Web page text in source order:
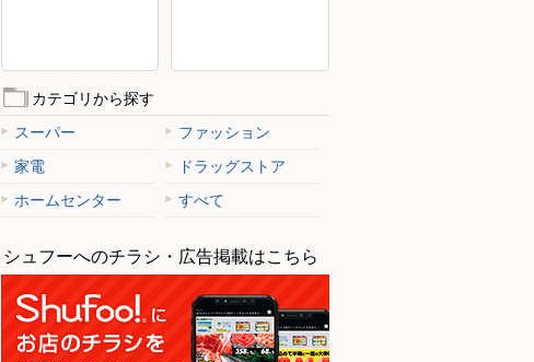
カテゴリから探す
スーパー
ファッション
家電
ドラッグストア
ホームセンター
すべて
シュフーへのチラシ・広告掲載はこちら